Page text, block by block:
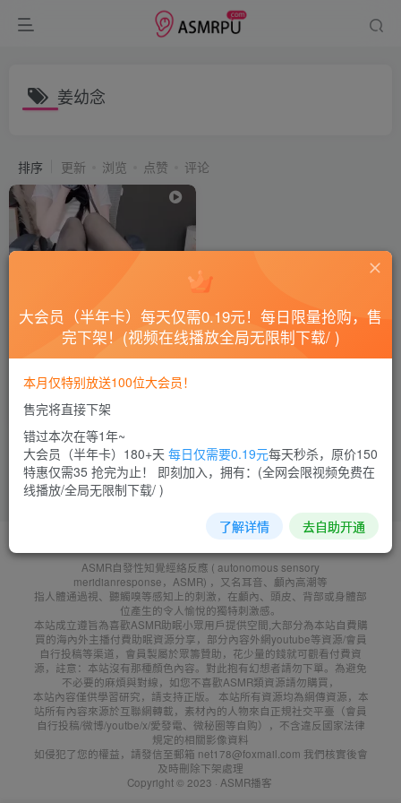
姜幼念
排序 更新 浏览 点赞 评论
姜幼念_学生
会员专属 国内ASMR
菜需捆
聯系客服
ASMR自發性知覺經絡反應 ( autonomous sensory
meridianresponse，ASMR) ，又名耳音、顱內高潮等
指人體通過視、聽觸嗅等感知上的刺激，在顱內、頭皮、背部或身體部
位產生的令人愉悅的獨特刺激感。
本站成立遵旨為喜歡ASMR助眠小眾用戶提供空間,大部分為本站自費購
買的海內外主播付費助眠資源分享，部分內容外網youtube等資源/會員
自行投稿等渠道，會員製屬於眾籌贊助，花少量的錢就可觀看付費資
源，註意：本站沒有那種顏色內容。對此抱有幻想者請勿下單。為避免
不必要的麻煩與對線，如您不喜歡ASMR類資源請勿購買，
本站內容僅供學習研究，請支持正版。 本站所有資源均為網傳資源，本
站所有內容來源於互聯網轉載，素材內的人物來自正規社交平臺（會員
自行投稿/微博/youtbe/x/愛發電、微秘圈等自购），不含違反國家法律
規定的相關影像資料
如侵犯了您的權益，請發信至郵箱 net178@foxmail.com 我們核實後會
及時刪除下架處理
Copyright © 2023 · ASMR播客
大会员（半年卡）每天仅需0.19元！每日限量抢购，售
完下架！(视频在线播放全局无限制下载/ )
本月仅特别放送100位大会员！
售完将直接下架
错过本次在等1年~
大会员（半年卡）180+天 每日仅需要0.19元每天秒杀，原价150
特惠仅需35 抢完为止！ 即刻加入，拥有：(全网会限视频免费在
线播放/全局无限制下载/ )
了解详情 去自助开通